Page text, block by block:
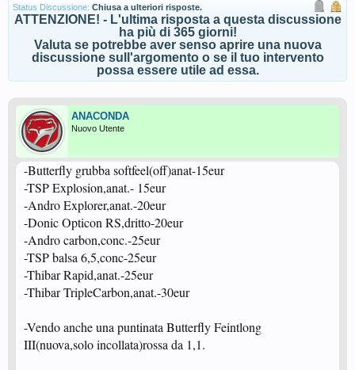
Status Discussione: Chiusa a ulteriori risposte.
ATTENZIONE! - L'ultima risposta a questa discussione
ha più di 365 giorni!
Valuta se potrebbe aver senso aprire una nuova
discussione sull'argomento o se il tuo intervento
possa essere utile ad essa.
ANACONDA
Nuovo Utente
-Butterfly grubba softfeel(off)anat-15eur
-TSP Explosion,anat.- 15eur
-Andro Explorer,anat.-20eur
-Donic Opticon RS,dritto-20eur
-Andro carbon,conc.-25eur
-TSP balsa 6,5,conc-25eur
-Thibar Rapid,anat.-25eur
-Thibar TripleCarbon,anat.-30eur
-Vendo anche una puntinata Butterfly Feintlong
III(nuova,solo incollata)rossa da 1,1.